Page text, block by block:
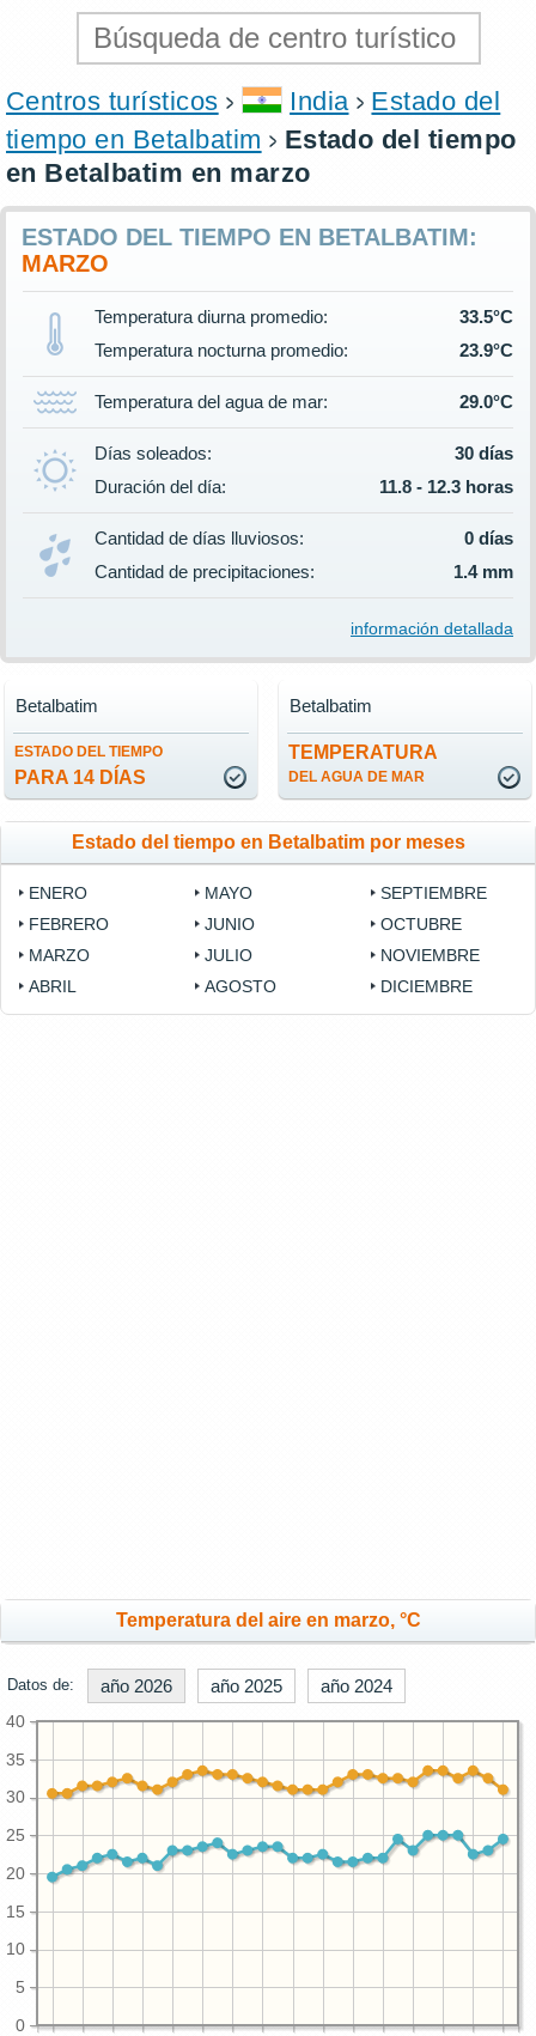
Centros turísticos India
Estado del
tiempo en Betalbatim
Estado del tiempo
en Betalbatim en marzo
ESTADO DEL TIEMPO EN BETALBATIM:
MARZO
Temperatura diurna promedio:
33.5°C
Temperatura nocturna promedio:
23.9°C
Temperatura del agua de mar: 29.0°C
Días soleados:
30 días
Duración del día:
11.8 - 12.3 horas
Cantidad de días lluviosos:
0 días
Cantidad de precipitaciones:
1.4 mm
información detallada
ESTADO DEL TIEMPO
PARA 14 DÍAS
Betalbatim
TEMPERATURA
DEL AGUA DE MAR
Betalbatim
Estado del tiempo en Betalbatim por meses
ENERO
FEBRERO
MARZO
ABRIL
MAYO
JUNIO
JULIO
AGOSTO
SEPTIEMBRE
OCTUBRE
NOVIEMBRE
DICIEMBRE
Temperatura del aire en marzo, °C
Datos de: año 2026 año 2025 año 2024
0
5
10
15
20
25
30
35
40